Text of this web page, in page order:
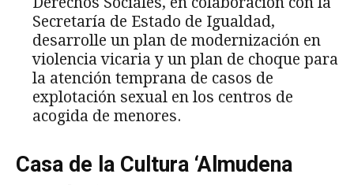
Secretaría de Estado de Igualdad,
desarrolle un plan de modernización en
violencia vicaria y un plan de choque para
la atención temprana de casos de
explotación sexual en los centros de
acogida de menores.
Casa de la Cultura ‘Almudena